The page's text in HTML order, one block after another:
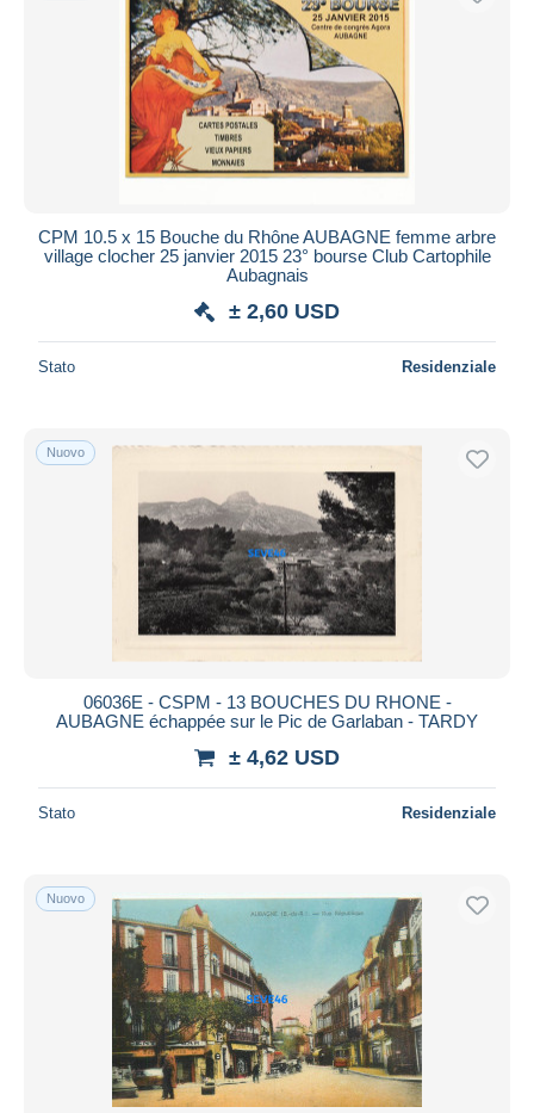
CPM 10.5 x 15 Bouche du Rhône AUBAGNE femme arbre
village clocher 25 janvier 2015 23° bourse Club Cartophile
Aubagnais
± 2,60 USD
Stato Residenziale
Nuovo
06036E - CSPM - 13 BOUCHES DU RHONE -
AUBAGNE échappée sur le Pic de Garlaban - TARDY
± 4,62 USD
Stato Residenziale
Nuovo